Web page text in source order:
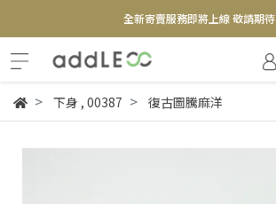
全新寄賣服務即將上線 敬請期待
【實體概念店】6+plaza 2F
下身 , 00387 復古圖騰麻洋